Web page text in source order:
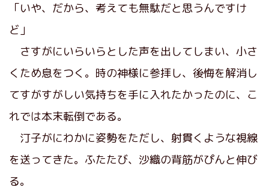
「いや、だから、考えても無駄だと思うんですけ
ど」
さすがにいらいらとした声を出してしまい、小さ
くため息をつく。時の神様に参拝し、後悔を解消し
てすがすがしい気持ちを手に入れたかったのに、こ
れでは本末転倒である。
汀子がにわかに姿勢をただし、射貫くような視線
を送ってきた。ふたたび、沙織の背筋がぴんと伸び
る。